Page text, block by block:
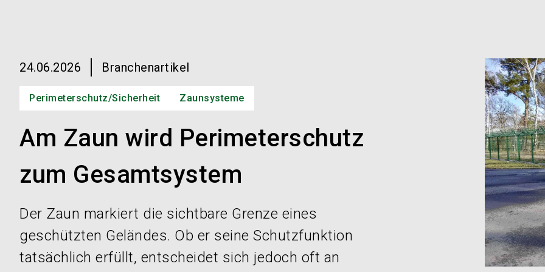
24.06.2026 Branchenartikel
Perimeterschutz/Sicherheit Zaunsysteme
Am Zaun wird Perimeterschutz
zum Gesamtsystem
Der Zaun markiert die sichtbare Grenze eines
geschützten Geländes. Ob er seine Schutzfunktion
tatsächlich erfüllt, entscheidet sich jedoch oft an